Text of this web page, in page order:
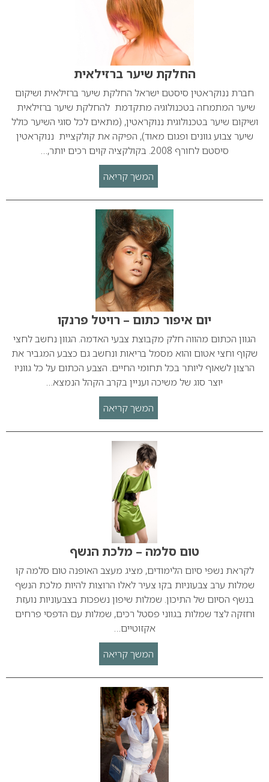
החלקת שיער ברזילאית
חברת ננוקראטין סיסטם ישראל החלקת שיער ברזילאית ושיקום
שיער המתמחה בטכנולוגיה מתקדמת להחלקת שיער ברזילאית
ושיקום שיער בטכנולוגית ננוקראטין, (מתאים לכל סוגי השיער כולל
שיער צבוע גוונים ופגום מאוד), הפיקה את קולקציית ננוקראטין
סיסטם לחורף 2008. בקולקציה קוים רכים יותר,…
המשך קריאה
יום איפור כתום – רויטל פרנקו
הגוון הכתום מהווה חלק מקבוצת צבעי האדמה. הגוון נחשב לחצי
שקוף וחצי אטום והוא מסמל בריאות ונחשב גם כצבע המגביר את
הרצון לשאוף ליותר בכל תחומי החיים. הצבע הכתום על כל גווניו
יוצר סוג של משיכה ועניין בקרב הקהל הנמצא…
המשך קריאה
טום סלמה – מלכת הנשף
לקראת נשפי סיום הלימודים, מציג מעצב האופנה טום סלמה קו
שמלות ערב צבעוניות בקו צעיר לאלו הרוצות להיות מלכת הנשף
בנשף הסיום של התיכון. שמלות שיפון נשפכות בצבעוניות נועזת
וחזקה לצד שמלות בגווני פסטל רכים, שמלות עם הדפסי פרחים
אקזוטיים…
המשך קריאה